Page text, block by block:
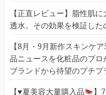
【正直レビュー】脂性肌
透水。その効果を検証し
【8月・9月新作スキンケ
品ニュースを化粧品のプ
ブランドから待望のプチプ
【♥️夏美容大量購入品 】